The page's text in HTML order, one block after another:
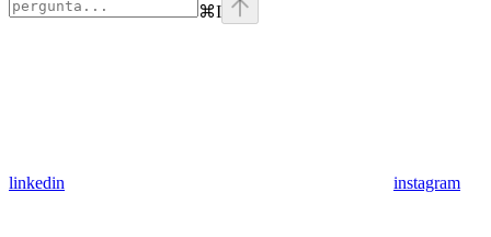
⌘I
linkedin instagram